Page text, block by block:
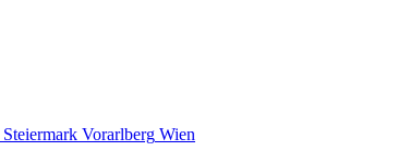
Steiermark Vorarlberg Wien